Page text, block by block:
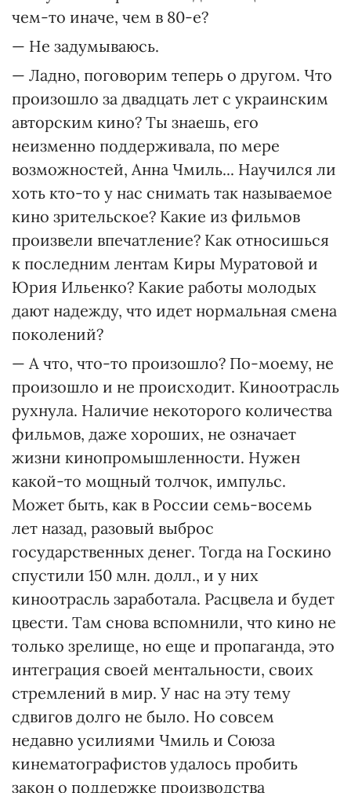
чем-то иначе, чем в 80-е?
— Не задумываюсь.
— Ладно, поговорим теперь о другом. Что
произошло за двадцать лет с украинским
авторским кино? Ты знаешь, его
неизменно поддерживала, по мере
возможностей, Анна Чмиль... Научился ли
хоть кто-то у нас снимать так называемое
кино зрительское? Какие из фильмов
произвели впечатление? Как относишься
к последним лентам Киры Муратовой и
Юрия Ильенко? Какие работы молодых
дают надежду, что идет нормальная смена
поколений?
— А что, что-то произошло? По-моему, не
произошло и не происходит. Киноотрасль
рухнула. Наличие некоторого количества
фильмов, даже хороших, не означает
жизни кинопромышленности. Нужен
какой-то мощный толчок, импульс.
Может быть, как в России семь-восемь
лет назад, разовый выброс
государственных денег. Тогда на Госкино
спустили 150 млн. долл., и у них
киноотрасль заработала. Расцвела и будет
цвести. Там снова вспомнили, что кино не
только зрелище, но еще и пропаганда, это
интеграция своей ментальности, своих
стремлений в мир. У нас на эту тему
сдвигов долго не было. Но совсем
недавно усилиями Чмиль и Союза
кинематографистов удалось пробить
закон о поддержке производства